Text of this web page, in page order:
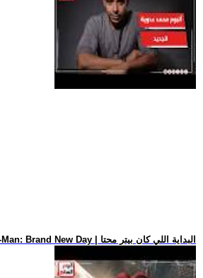
.. فيلم Spider-Man: Brand New Day | البداية اللي كان بيتر محتا